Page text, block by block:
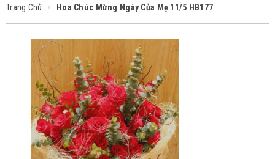
Trang Chủ Hoa Chúc Mừng Ngày Của Mẹ 11/5 HB177